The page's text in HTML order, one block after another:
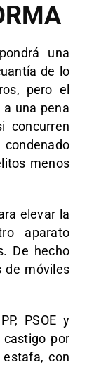
una
de lo
pero el
una pena
concurren
menos
elevar la
aparato
De hecho
de móviles
PSOE y
castigo por
con